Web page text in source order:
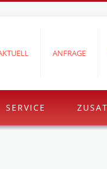
ANFRAGE
SERVICE